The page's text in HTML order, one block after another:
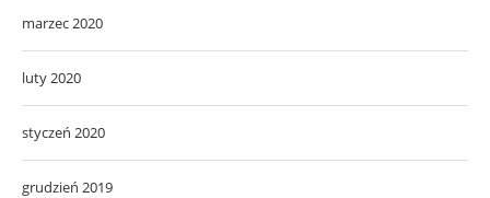
marzec 2020
luty 2020
styczeń 2020
grudzień 2019